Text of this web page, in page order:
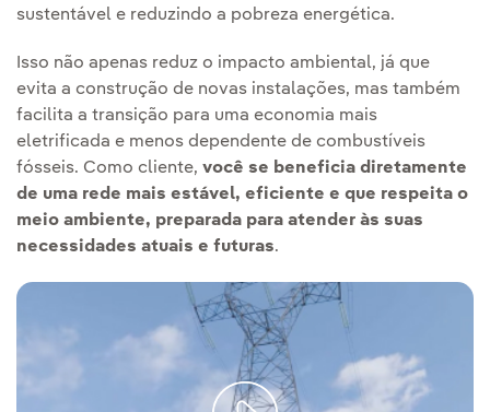
sustentável e reduzindo a pobreza energética.
Isso não apenas reduz o impacto ambiental, já que
evita a construção de novas instalações, mas também
facilita a transição para uma economia mais
eletrificada e menos dependente de combustíveis
fósseis. Como cliente, você se beneficia diretamente
de uma rede mais estável, eficiente e que respeita o
meio ambiente, preparada para atender às suas
necessidades atuais e futuras.